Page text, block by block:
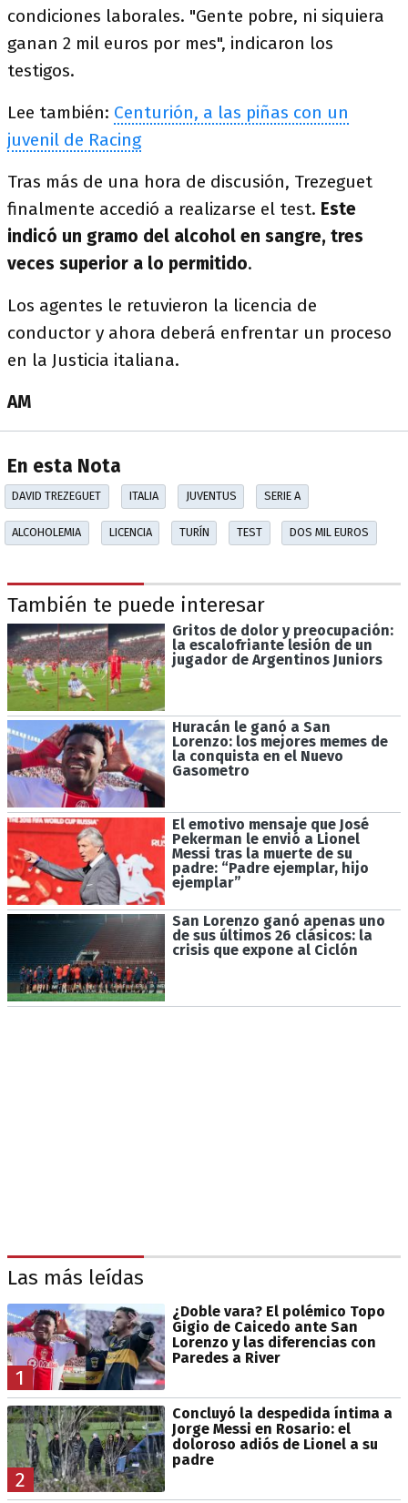
condiciones laborales. "Gente pobre, ni siquiera
ganan 2 mil euros por mes", indicaron los
testigos.
Lee también: Centurión, a las piñas con un
juvenil de Racing
Tras más de una hora de discusión, Trezeguet
finalmente accedió a realizarse el test. Este
indicó un gramo del alcohol en sangre, tres
veces superior a lo permitido.
Los agentes le retuvieron la licencia de
conductor y ahora deberá enfrentar un proceso
en la Justicia italiana.
AM
En esta Nota
DAVID TREZEGUET ITALIA JUVENTUS SERIE A
ALCOHOLEMIA LICENCIA TURÍN TEST DOS MIL EUROS
También te puede interesar
Gritos de dolor y preocupación:
la escalofriante lesión de un
jugador de Argentinos Juniors
Huracán le ganó a San
Lorenzo: los mejores memes de
la conquista en el Nuevo
Gasometro
El emotivo mensaje que José
Pekerman le envió a Lionel
Messi tras la muerte de su
padre: “Padre ejemplar, hijo
ejemplar”
San Lorenzo ganó apenas uno
de sus últimos 26 clásicos: la
crisis que expone al Ciclón
Las más leídas
1
¿Doble vara? El polémico Topo
Gigio de Caicedo ante San
Lorenzo y las diferencias con
Paredes a River
2
Concluyó la despedida íntima a
Jorge Messi en Rosario: el
doloroso adiós de Lionel a su
padre